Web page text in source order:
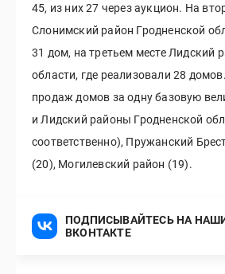
45, из них 27 через аукцион. На
Слонимский район Гродненской
31 дом, на третьем месте Лидский
области, где реализовали 28
продаж домов за одну базовую
и Лидский районы Гродненской
соответственно), Пружанский
(20), Могилевский район (19).
ПОДПИСЫВАЙТЕСЬ НА
ВКОНТАКТЕ